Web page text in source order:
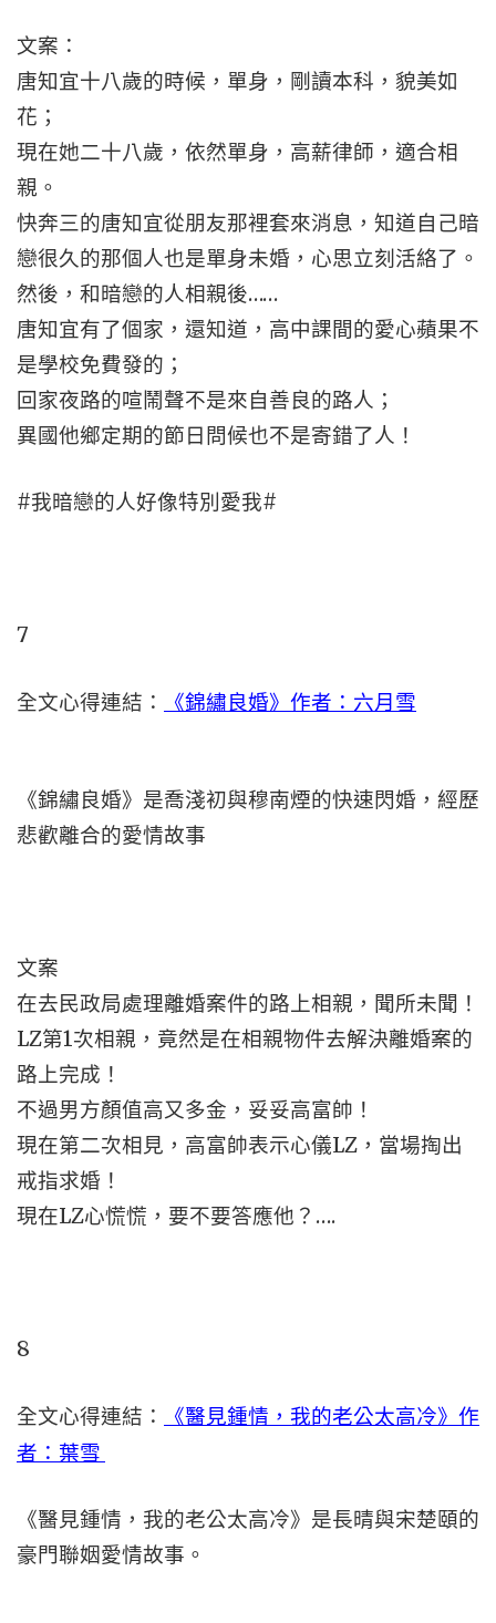
文案：
唐知宜十八歲的時候，單身，剛讀本科，貌美如
花；
現在她二十八歲，依然單身，高薪律師，適合相
親。
快奔三的唐知宜從朋友那裡套來消息，知道自己暗
戀很久的那個人也是單身未婚，心思立刻活絡了。
然後，和暗戀的人相親後……
唐知宜有了個家，還知道，高中課間的愛心蘋果不
是學校免費發的；
回家夜路的喧鬧聲不是來自善良的路人；
異國他鄉定期的節日問候也不是寄錯了人！
#我暗戀的人好像特別愛我#
7
全文心得連結： 《錦繡良婚》作者：六月雪
《錦繡良婚》是喬淺初與穆南煙的快速閃婚，經歷
悲歡離合的愛情故事
文案
在去民政局處理離婚案件的路上相親，聞所未聞！
LZ第1次相親，竟然是在相親物件去解決離婚案的
路上完成！
不過男方顏值高又多金，妥妥高富帥！
現在第二次相見，高富帥表示心儀LZ，當場掏出
戒指求婚！
現在LZ心慌慌，要不要答應他？….
8
全文心得連結：
《醫見鍾情，我的老公太高冷》作
者：葉雪
《醫見鍾情，我的老公太高冷》是長晴與宋楚頤的
豪門聯姻愛情故事。